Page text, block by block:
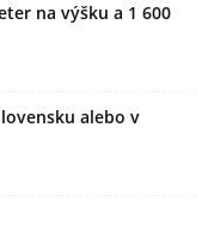
na výšku a 1 600
alebo v